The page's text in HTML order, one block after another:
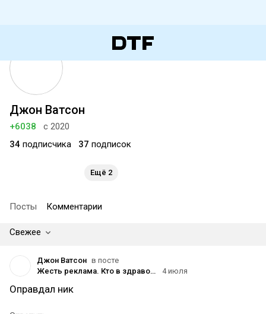
Джон Ватсон
+6038
с 2020
34 подписчика 37 подписок
Ещё 2
Посты Комментарии
Свежее
Джон Ватсон в посте
Жесть реклама. Кто в здравом уме будет есть эти горькие листья? Ещё и денег за это просят. Только под дулом пистолета можно заставить это съесть человека 🦖
4 июля
Оправдал ник